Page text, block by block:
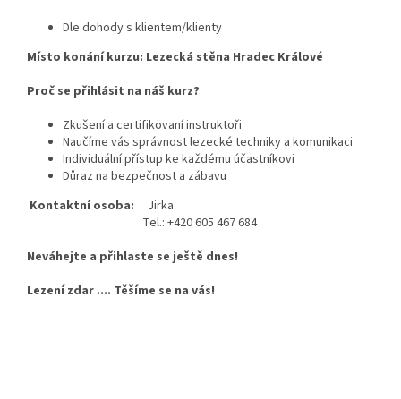
Dle dohody s klientem/klienty
Místo konání kurzu: Lezecká stěna Hradec Králové
Proč se přihlásit na náš kurz?
Zkušení a certifikovaní instruktoři
Naučíme vás správnost lezecké techniky a komunikaci
Individuální přístup ke každému účastníkovi
Důraz na bezpečnost a zábavu
Kontaktní osoba: Jirka
Tel.: +420 605 467 684
Neváhejte a přihlaste se ještě dnes!
Lezení zdar .... Těšíme se na vás!